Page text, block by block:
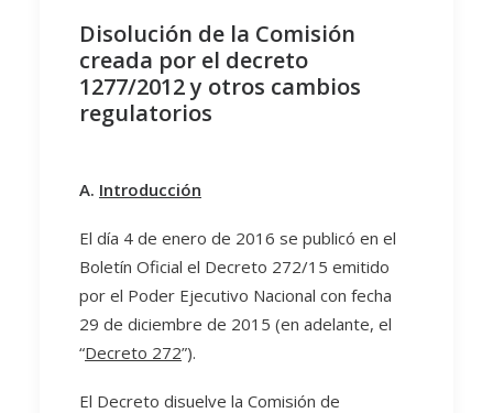
Disolución de la Comisión
creada por el decreto
1277/2012 y otros cambios
regulatorios
A. Introducción
El día 4 de enero de 2016 se publicó en el
Boletín Oficial el Decreto 272/15 emitido
por el Poder Ejecutivo Nacional con fecha
29 de diciembre de 2015 (en adelante, el
“Decreto 272”).
El Decreto disuelve la Comisión de